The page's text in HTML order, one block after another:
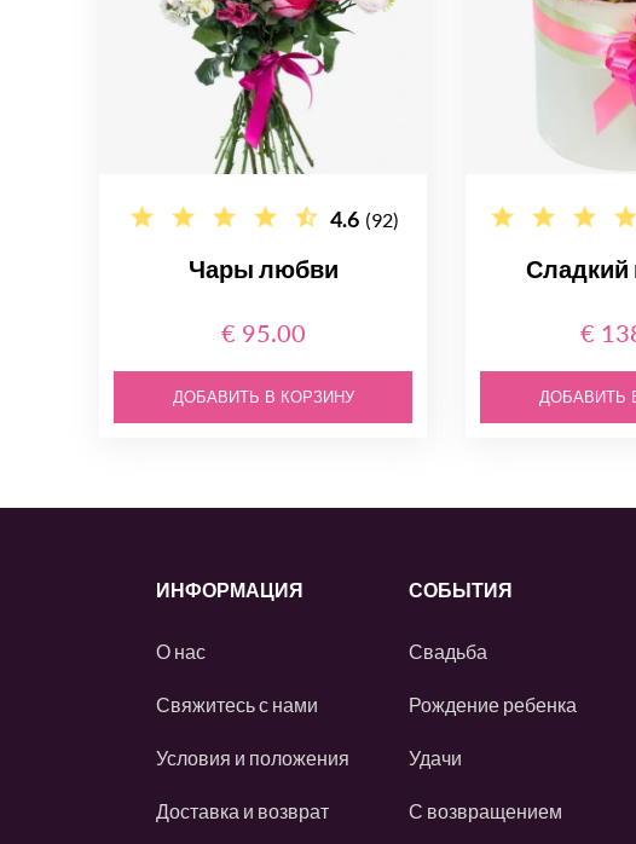
4.6 (92)
Чары любви
€ 95.00
ДОБАВИТЬ В КОРЗИНУ
Сладкий
€
ДОБАВИТЬ
ИНФОРМАЦИЯ
О нас
Свяжитесь с нами
Условия и положения
Доставка и возврат
СОБЫТИЯ
Свадьба
Рождение ребенка
Удачи
С возвращением